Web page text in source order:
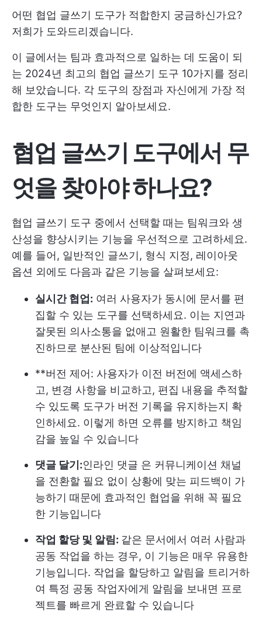
어떤 협업 글쓰기 도구가 적합한지 궁금하신가요?
저희가 도와드리겠습니다.
이 글에서는 팀과 효과적으로 일하는 데 도움이 되
는 2024년 최고의 협업 글쓰기 도구 10가지를 정리
해 보았습니다. 각 도구의 장점과 자신에게 가장 적
합한 도구는 무엇인지 알아보세요.
협업 글쓰기 도구에서 무
엇을 찾아야 하나요?
협업 글쓰기 도구 중에서 선택할 때는 팀워크와 생
산성을 향상시키는 기능을 우선적으로 고려하세요.
예를 들어, 일반적인 글쓰기, 형식 지정, 레이아웃
옵션 외에도 다음과 같은 기능을 살펴보세요:
실시간 협업: 여러 사용자가 동시에 문서를 편
집할 수 있는 도구를 선택하세요. 이는 지연과
잘못된 의사소통을 없애고 원활한 팀워크를 촉
진하므로 분산된 팀에 이상적입니다
**버전 제어: 사용자가 이전 버전에 액세스하
고, 변경 사항을 비교하고, 편집 내용을 추적할
수 있도록 도구가 버전 기록을 유지하는지 확
인하세요. 이렇게 하면 오류를 방지하고 책임
감을 높일 수 있습니다
댓글 달기:인라인 댓글 은 커뮤니케이션 채널
을 전환할 필요 없이 상황에 맞는 피드백이 가
능하기 때문에 효과적인 협업을 위해 꼭 필요
한 기능입니다
작업 할당 및 알림: 같은 문서에서 여러 사람과
공동 작업을 하는 경우, 이 기능은 매우 유용한
기능입니다. 작업을 할당하고 알림을 트리거하
여 특정 공동 작업자에게 알림을 보내면 프로
젝트를 빠르게 완료할 수 있습니다